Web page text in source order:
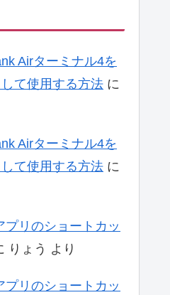
Airターミナル4を
て使用する方法 に
Airターミナル4を
て使用する方法 に
プリのショートカッ
りょう より
プリのショートカッ